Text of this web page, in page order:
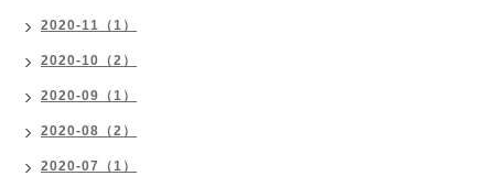
2020-11（1）
2020-10（2）
2020-09（1）
2020-08（2）
2020-07（1）